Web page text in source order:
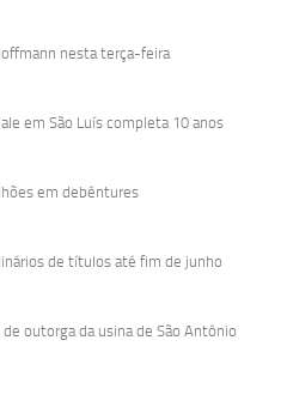
nesta terça-feira
em São Luís completa 10 anos
em debêntures
de títulos até fim de junho
outorga da usina de São Antônio